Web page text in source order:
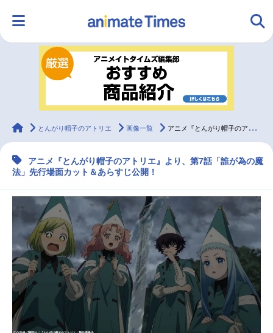
ランキング アニメ
ラジオ グッズ
マンガ・ラノベ ゲーム・アプリ
2.5次元 配信・Vtuber トレンド 無料マンガ
最新記事一覧
アニメ記事一覧 声優記事一覧
アニメ映画一覧 実写化映画一覧
今期アニメ曜日別一覧
animateTimes
とんがり帽子のアトリエ 画像一覧 アニメ『とんがり帽子のアトリエ』第7話先行場面カット＆あらすじ
アニメ『とんがり帽子のアトリエ』より、第7話「誰が為の魔
法」先行場面カット＆あらすじ公開！